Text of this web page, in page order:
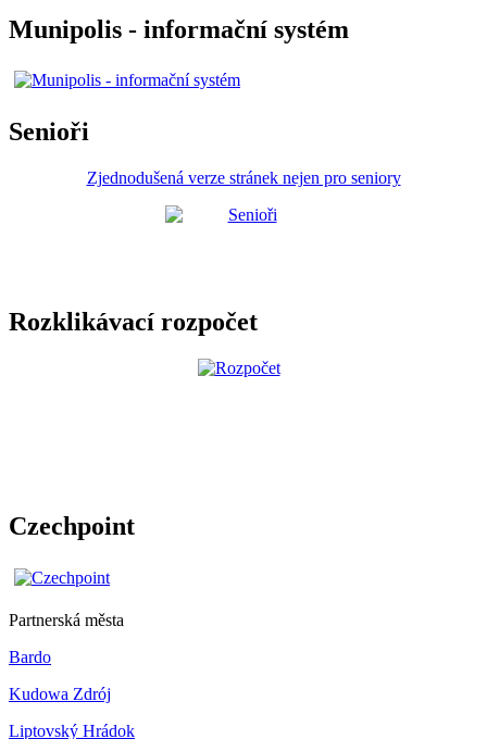
Munipolis - informační systém
Senioři
Zjednodušená verze stránek nejen pro seniory
Rozklikávací rozpočet
Czechpoint
Partnerská města
Bardo
Kudowa Zdrój
Liptovský Hrádok